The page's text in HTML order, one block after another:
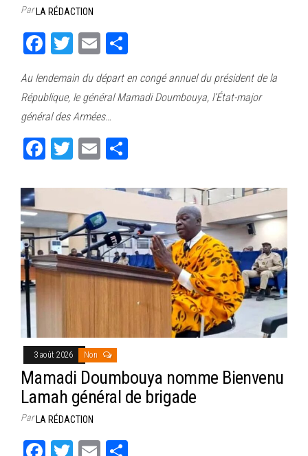
ParLA RÉDACTION
Fa
bo
ok
T
tt
er
E
ail ag
er
Au lendemain du départ en congé annuel du président de la
République, le général Mamadi Doumbouya, l’État-major
général des Armées…
Fa
bo
ok
T
tt
er
E
ail ag
er
3 août 2026 Non
Mamadi Doumbouya nomme Bienvenu
Lamah général de brigade
ParLA RÉDACTION